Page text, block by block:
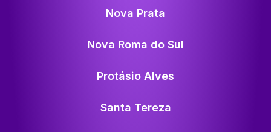
Nova Prata
Nova Roma do Sul
Protásio Alves
Santa Tereza